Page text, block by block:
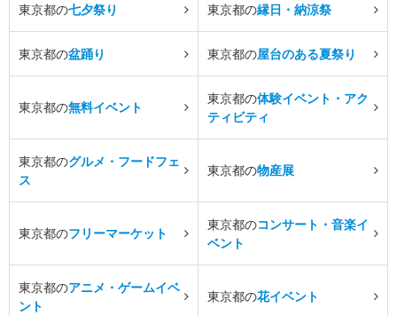
東京都の七夕祭り 東京都の縁日・納涼祭
東京都の盆踊り 東京都の屋台のある夏祭り
東京都の無料イベント
東京都の体験イベント・アク
ティビティ
東京都のグルメ・フードフェ
ス
東京都の物産展
東京都のフリーマーケット
東京都のコンサート・音楽イ
ベント
東京都のアニメ・ゲームイベ
ント
東京都の花イベント